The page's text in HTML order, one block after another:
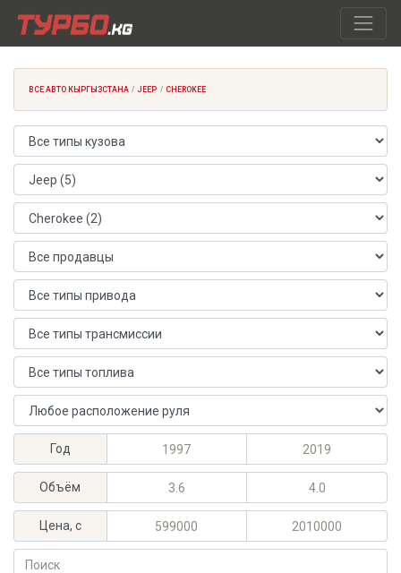
ВСЕ АВТО КЫРГЫЗСТАНА JEEP CHEROKEE
Тип кузова
Марка автомобиля
Модель автомобиля
Продавец
Тип привода
Тип трансмиссии
Тип топлива
Расположение руля
Год
Максимальный год выпуска
Минимальный год выпуска
Объём
Максимальный объём, л
Минимальный объём, л
Цена, с
Максимальная цена, KGS
Минимальная цена, KGS
Поиск